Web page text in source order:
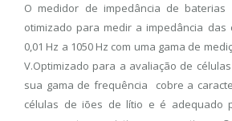
O medidor de impedância de baterias
otimizado para medir a impedância das
0,01 Hz a 1050 Hz com uma gama de
V.Optimizado para a avaliação de
sua gama de frequência cobre a
células de iões de lítio e é adequado